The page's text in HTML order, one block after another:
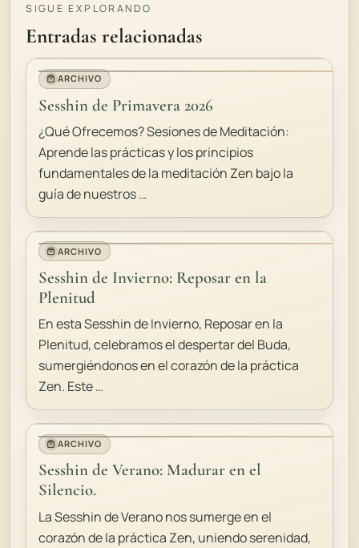
SIGUE EXPLORANDO
Entradas relacionadas
ARCHIVO
Sesshin de Primavera 2026
¿Qué Ofrecemos? Sesiones de Meditación:
Aprende las prácticas y los principios
fundamentales de la meditación Zen bajo la
guía de nuestros …
ARCHIVO
Sesshin de Invierno: Reposar en la
Plenitud
En esta Sesshin de Invierno, Reposar en la
Plenitud, celebramos el despertar del Buda,
sumergiéndonos en el corazón de la práctica
Zen. Este …
ARCHIVO
Sesshin de Verano: Madurar en el
Silencio.
La Sesshin de Verano nos sumerge en el
corazón de la práctica Zen, uniendo serenidad,